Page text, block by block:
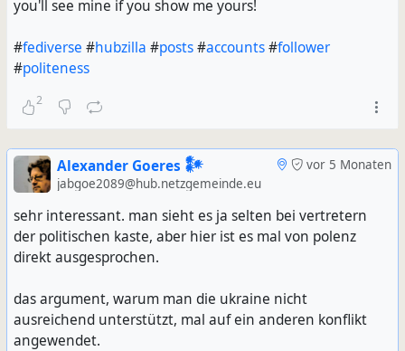
you'll see mine if you show me yours!
#fediverse #hubzilla #posts#accounts#follower
#politeness
2
vor 5 Monaten
Alexander Goeres 𒀯
jabgoe2089@hub.netzgemeinde.eu
sehr interessant. man sieht es ja selten bei vertretern
der politischen kaste, aber hier ist es mal von polenz
direkt ausgesprochen.
das argument, warum man die ukraine nicht
ausreichend unterstützt, mal auf ein anderen konflikt
angewendet.